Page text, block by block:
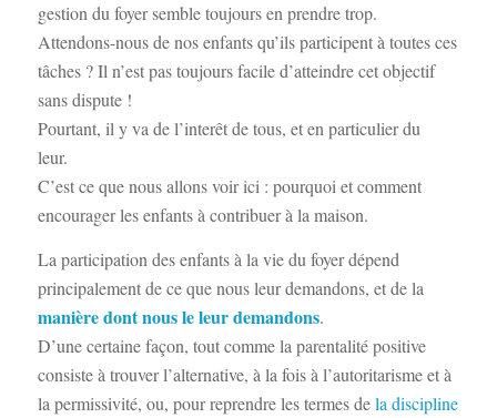
gestion du foyer semble toujours en prendre trop.
Attendons-nous de nos enfants qu’ils participent à toutes ces
tâches ? Il n’est pas toujours facile d’atteindre cet objectif
sans dispute !
Pourtant, il y va de l’interêt de tous, et en particulier du
leur.
C’est ce que nous allons voir ici : pourquoi et comment
encourager les enfants à contribuer à la maison.
La participation des enfants à la vie du foyer dépend
principalement de ce que nous leur demandons, et de la
manière dont nous le leur demandons.
D’une certaine façon, tout comme la parentalité positive
consiste à trouver l’alternative, à la fois à l’autoritarisme et à
la permissivité, ou, pour reprendre les termes dela discipline